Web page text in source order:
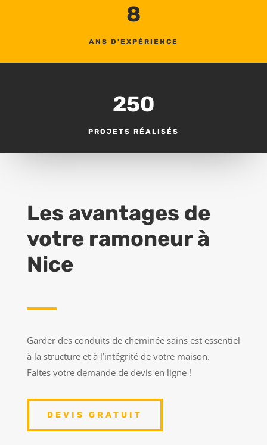
8
ANS D'EXPÉRIENCE
250
PROJETS RÉALISÉS
Les avantages de
votre ramoneur à
Nice
Garder des conduits de cheminée sains est essentiel
à la structure et à l’intégrité de votre maison.
Faites votre demande de devis en ligne !
DEVIS GRATUIT